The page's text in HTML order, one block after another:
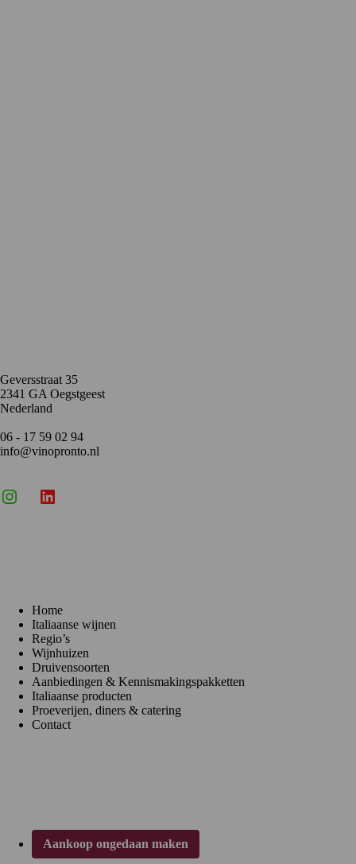
Geversstraat 35
2341 GA Oegstgeest
Nederland
06 - 17 59 02 94
info@vinopronto.nl
InstagramLinkedIn
Home
Italiaanse wijnen
Regio’s
Wijnhuizen
Druivensoorten
Aanbiedingen & Kennismakingspakketten
Italiaanse producten
Proeverijen, diners & catering
Contact
Aankoop ongedaan maken